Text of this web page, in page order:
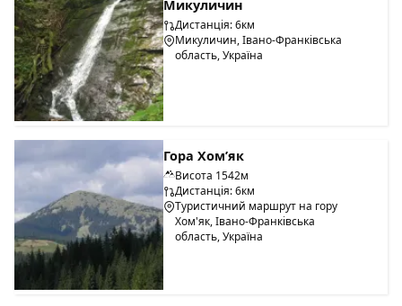
Микуличин
Дистанція: 6км
Микуличин, Івано-Франківська
область, Україна
Гора Хом’як
Висота 1542м
Дистанція: 6км
Туристичний маршрут на гору
Хом'як, Івано-Франківська
область, Україна